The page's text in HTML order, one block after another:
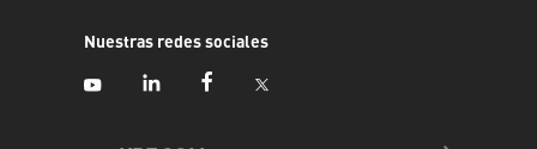
Nuestras redes sociales